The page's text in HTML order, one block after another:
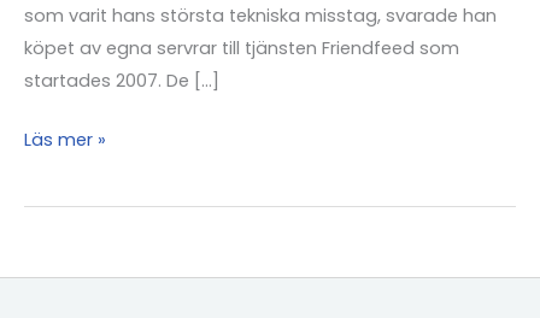
som varit hans största tekniska misstag, svarade han
köpet av egna servrar till tjänsten Friendfeed som
startades 2007. De […]
Skrota
–
Läs mer »